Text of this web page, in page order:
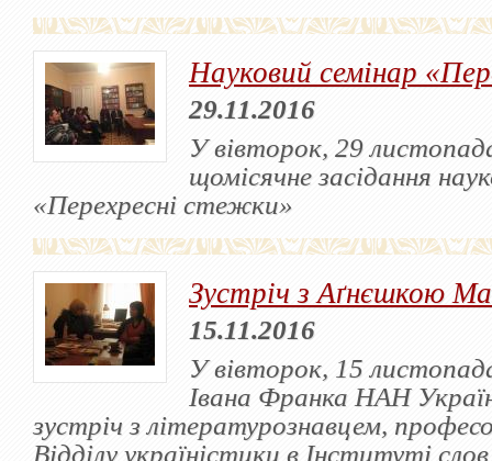
Науковий семінар
29.11.2016
У вівторок, 29
щомісячне засідання
«Перехресні стежки»
Зустріч з Аґнєшкою
15.11.2016
У вівторок, 15
Івана Франка НАН
зустріч з літературознавцем,
Відділу україністики в Інституті